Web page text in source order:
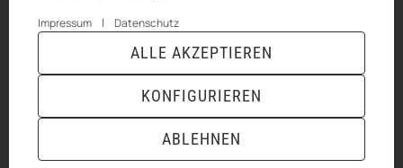
© HILBERT Mineralöl GmbH* Alle Preise inkl. gesetzlicher USt., zzgl.Versand
JTL-Shop| TECHNIK JTL-Shop Template
ANMELDEN MENÜ WARENKORB
Impressum | Datenschutz
ABLEHNEN
KONFIGURIEREN
ALLE AKZEPTIEREN